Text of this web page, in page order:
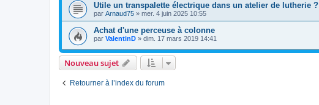
Utile un transpalette électrique dans un atelier de lutherie ?
par Arnaud75 » mer. 4 juin 2025 10:55
Achat d'une perceuse à colonne
par ValentinD » dim. 17 mars 2019 14:41
Nouveau sujet
Retourner à l’index du forum